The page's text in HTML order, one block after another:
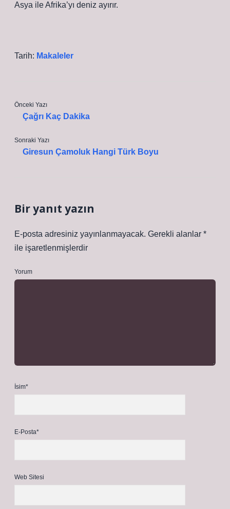
Asya ile Afrika’yı deniz ayırır.
Tarih: Makaleler
Önceki Yazı
Çağrı Kaç Dakika
Sonraki Yazı
Giresun Çamoluk Hangi Türk Boyu
Bir yanıt yazın
E-posta adresiniz yayınlanmayacak. Gerekli alanlar *
ile işaretlenmişlerdir
Yorum
İsim*
E-Posta*
Web Sitesi